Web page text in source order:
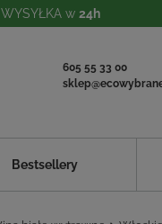
WYSYŁKA w 24h
605 55 33 00
Bestsellery